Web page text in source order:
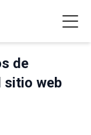
de
sitio web